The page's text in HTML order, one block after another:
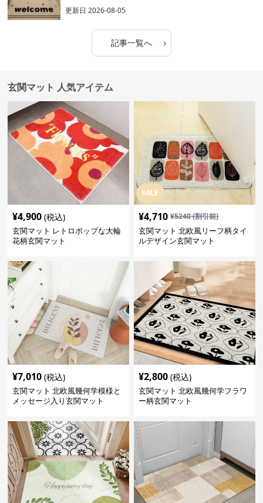
更新日2026-08-05
記事一覧へ ›
玄関マット 人気アイテム
¥4,900 (税込)
玄関マット レトロポップな大輪
花柄玄関マット
SALE
¥4,710 ¥5240(割引前)
玄関マット 北欧風リーフ柄タイ
ルデザイン玄関マット
¥7,010 (税込)
玄関マット 北欧風幾何学模様と
メッセージ入り玄関マット
¥2,800 (税込)
玄関マット 北欧風幾何学フラワ
ー柄玄関マット